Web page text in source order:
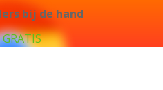
bij de hand